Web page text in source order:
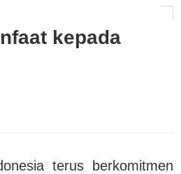
kepada
terus berkomitmen